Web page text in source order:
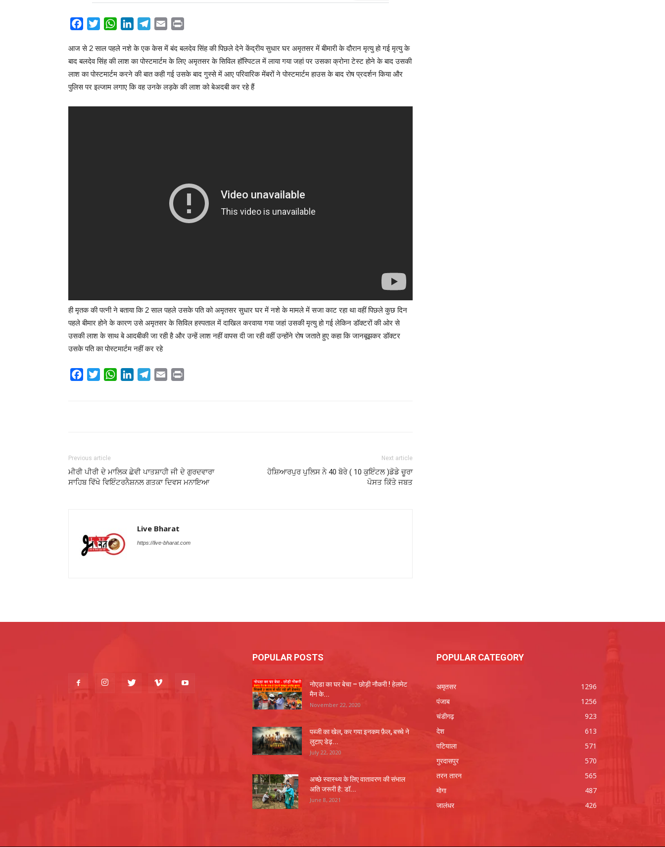
Facebook
TwitterWhatsAppLinkedInTelegram
Email
आज से 2 साल पहले नशे के एक केस में बंद बलदेव सिंह की पिछले देने केंद्रीय सुधार घर अमृतसर में बीमारी के दौरान मृत्यु हो गई मृत्यु के
बाद बलदेव सिंह की लाश का पोस्टमार्टम के लिए अमृतसर के सिविल हॉस्पिटल में लाया गया जहां पर उसका क्रोना टेस्ट होने के बाद उसकी
लाश का पोस्टमार्टम करने की बात कही गई उसके बाद गुस्से में आए परिवारिक मेंबरों ने पोस्टमार्टम हाउस के बाद रोष प्रदर्शन किया और
पुलिस पर इल्जाम लगाए कि वह उनके लड़के की लाश को बेअदबी कर रहे हैं
ही मृतक की पत्नी ने बताया कि 2 साल पहले उसके पति को अमृतसर सुधार घर में नशे के मामले में सजा काट रहा था वहीं पिछले कुछ दिन
पहले बीमार होने के कारण उसे अमृतसर के सिविल हस्पताल में दाखिल करवाया गया जहां उसकी मृत्यु हो गई लेकिन डॉक्टरों की ओर से
उसकी लाश के साथ बे आदबीकी जा रही है और उन्हें लाश नहीं वापस दी जा रही वहीं उन्होंने रोष जताते हुए कहा कि जानबूझकर डॉक्टर
उसके पति का पोस्टमार्टम नहीं कर रहे
Facebook
TwitterWhatsAppLinkedInTelegram
Email
Previous article
ਮੀਰੀ ਪੀਰੀ ਦੇ ਮਾਲਿਕ ਛੇਵੀ ਪਾਤਸ਼ਾਹੀ ਜੀ ਦੇ ਗੁਰਦਵਾਰਾ
ਸਾਹਿਬ ਵਿੱਖੇ ਵਿਇੰਟਰਨੈਸ਼ਨਲ ਗਤਕਾ ਦਿਵਸ ਮਨਾਇਆ
Next article
ਹੋਸ਼ਿਆਰਪੁਰ ਪੁਲਿਸ ਨੇ 40 ਬੋਰੇ ( 10 ਕੁਇੰਟਲ )ਡੋਡੇ ਚੂਰਾ
ਪੋਸਤ ਕਿੱਤੇ ਜਬਤ
Live Bharat
https://live-bharat.com
POPULAR POSTS
नोएडा का घर बेचा – छोड़ी नौकरी ! हेलमेट
मैन के...
November 22, 2020
पब्जी का खेल, कर गया इनकम फ़ैल, बच्चे ने
लुटाए डेढ़...
July 22, 2020
अच्छे स्वास्थ्य के लिए वातावरण की संभाल
अति जरूरी है: डॉ...
June 8, 2021
POPULAR CATEGORY
अमृतसर
1296
पंजाब
1256
चंडीगढ़
923
देश
613
पटियाला
571
गुरदासपुर
570
तरन तारन
565
मोगा
487
जालंधर
426